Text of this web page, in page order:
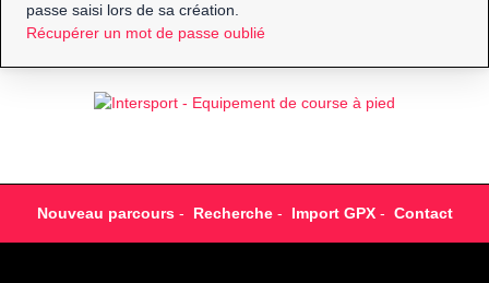
passe saisi lors de sa création.
Récupérer un mot de passe oublié
Nouveau parcours- Recherche- Import GPX- Contact